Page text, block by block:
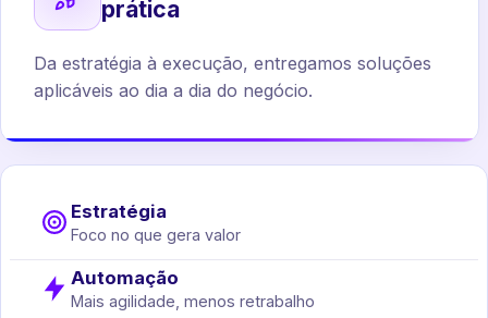
prática
Da estratégia à execução, entregamos soluções
aplicáveis ao dia a dia do negócio.
Estratégia
Foco no que gera valor
Automação
Mais agilidade, menos retrabalho